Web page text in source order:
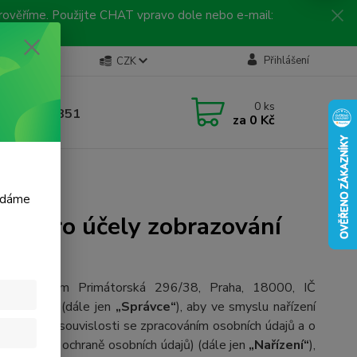
Použijte CHAT vpravo dole nebo e-mail:
Kontakty CZK Přihlášení
linka
792 217 851
9-16 hod.)
0 ks
za 0 Kč
nabídek
pro účely zobrazování
se sídlem Primátorská 296/38, Praha, 18000, IČ
175211 (dále jen „Správce“), aby ve smyslu nařízení
osob v souvislosti se zpracováním osobních údajů a o
o ochraně osobních údajů) (dále jen „Nařízení“),